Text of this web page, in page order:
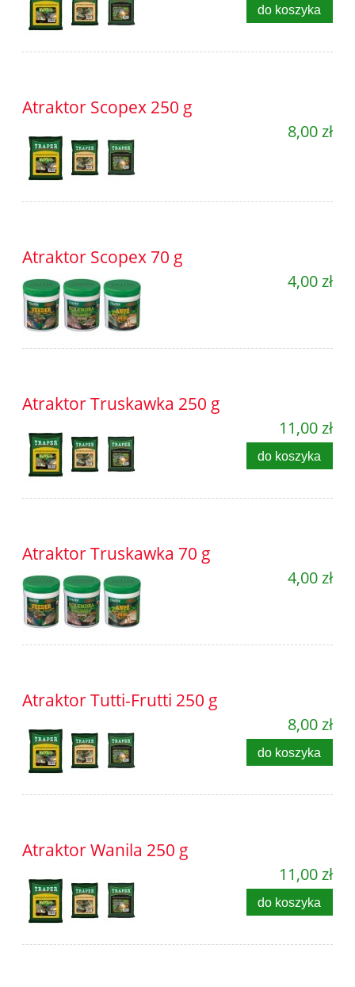
do koszyka
Atraktor Scopex 250 g
8,00 zł
Atraktor Scopex 70 g
4,00 zł
Atraktor Truskawka 250 g
11,00 zł
do koszyka
Atraktor Truskawka 70 g
4,00 zł
Atraktor Tutti-Frutti 250 g
8,00 zł
do koszyka
Atraktor Wanila 250 g
11,00 zł
do koszyka